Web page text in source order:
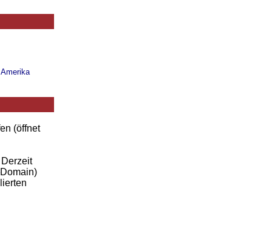
(öffnet